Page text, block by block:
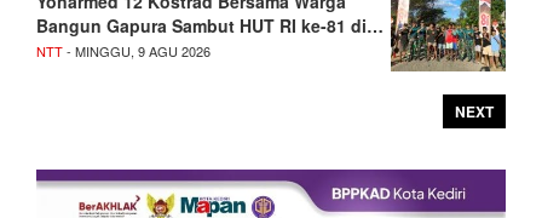
Bangun Gapura Sambut HUT RI ke-81 di…
NTT- MINGGU, 9 AGU 2026
NEXT